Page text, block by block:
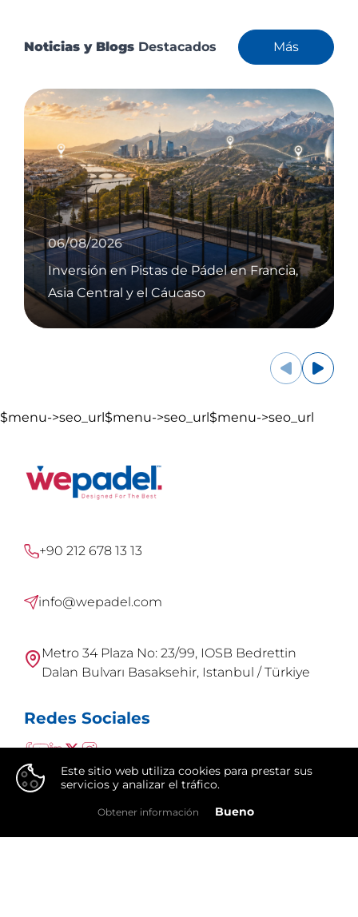
Noticias y Blogs Destacados Más
06/08/2026
Inversión en Pistas de Pádel en Francia,
Asia Central y el Cáucaso
$menu->seo_url$menu->seo_url$menu->seo_url
+90 212 678 13 13
info@wepadel.com
Metro 34 Plaza No: 23/99, IOSB Bedrettin
Dalan Bulvarı Basaksehir, Istanbul / Türkiye
Redes Sociales
WePadel es una marca de Integral Group
Este sitio web utiliza cookies para prestar sus
servicios y analizar el tráfico.
Obtener información Bueno